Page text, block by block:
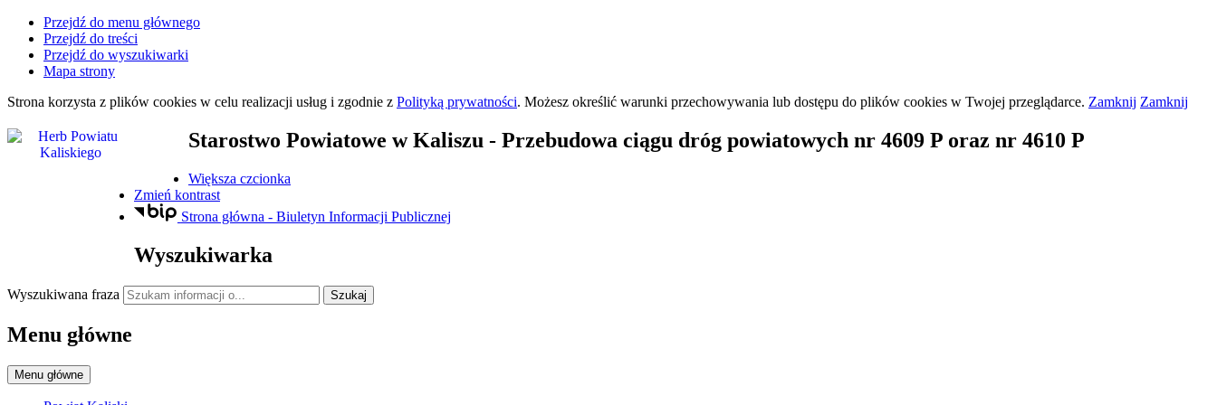
Przejdź do menu głównego
Przejdź do treści
Przejdź do wyszukiwarki
Mapa strony
Strona korzysta z plików cookies w celu realizacji usług i zgodnie z Polityką prywatności. Możesz określić warunki przechowywania lub dostępu do plików cookies w Twojej przeglądarce. Zamknij Zamknij
Starostwo Powiatowe w Kaliszu - Przebudowa ciągu dróg powiatowych nr 4609 P oraz nr 4610 P
Większa czcionka
Zmień kontrast
Strona główna - Biuletyn Informacji Publicznej
Wyszukiwarka
Wyszukiwana fraza Szukaj
Menu główne
Menu główne